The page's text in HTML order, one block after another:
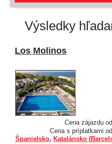
Výsledky
Los Molinos
Cena zájazdu
Cena s príplatkami
Španielsko, Katalánsko